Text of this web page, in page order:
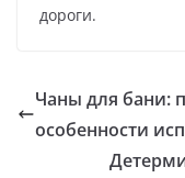
дороги.
Чаны для бани:
особенности